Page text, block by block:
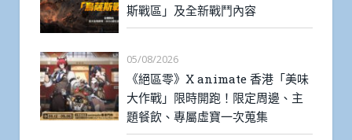
斯戰區」及全新戰鬥內容
05/08/2026
《絕區零》X animate 香港「美味
大作戰」限時開跑！限定周邊、主
題餐飲、專屬虛寶一次蒐集